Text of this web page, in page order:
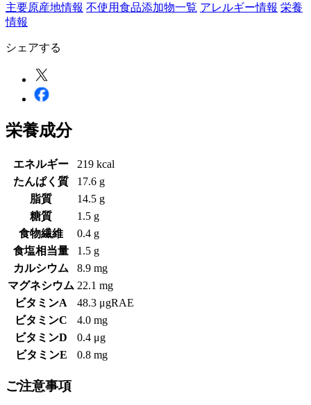
主要原産地情報 不使用食品添加物一覧 アレルギー情報 栄養
情報
シェアする
栄養成分
エネルギー
219 kcal
たんぱく質
17.6 g
脂質
14.5 g
糖質
1.5 g
食物繊維
0.4 g
食塩相当量
1.5 g
カルシウム
8.9 mg
マグネシウム 22.1 mg
ビタミンA
48.3 μgRAE
ビタミンC
4.0 mg
ビタミンD
0.4 μg
ビタミンE
0.8 mg
ご注意事項